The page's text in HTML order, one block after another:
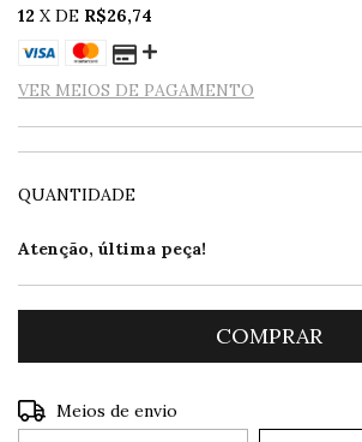
12 X DE R$26,74
VER MEIOS DE PAGAMENTO
QUANTIDADE
Atenção, última peça!
Entregas para o CEP:
Meios de envio